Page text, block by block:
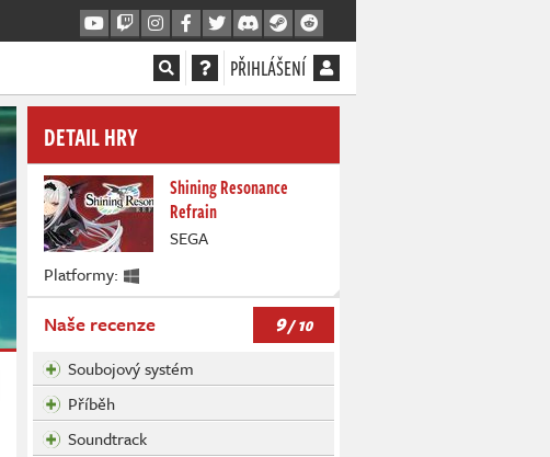
PŘIHLÁŠENÍ
DETAIL HRY
Shining Resonance
Refrain
SEGA
Platformy:
Naše recenze 9/ 10
Soubojový systém
Příběh
Soundtrack